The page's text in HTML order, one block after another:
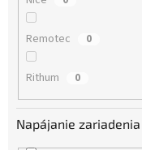
Remotec 0
Rithum 0
Napájanie zariadenia